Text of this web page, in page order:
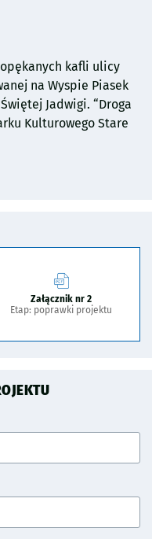
kafli ulicy
na Wyspie Piasek
Jadwigi. “Droga
Kulturowego Stare
Załącznik nr 2
Etap: poprawki projektu